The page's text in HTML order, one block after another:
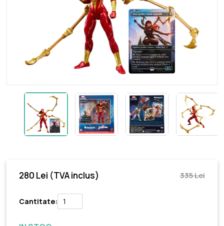
280 Lei (TVA inclus) 335 Lei
Cantitate: